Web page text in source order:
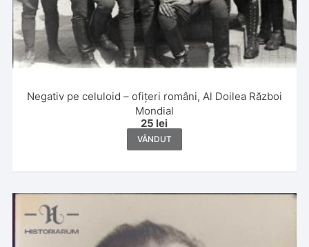
Negativ pe celuloid – ofițeri români, Al Doilea Război
Mondial
25 lei
VÂNDUT